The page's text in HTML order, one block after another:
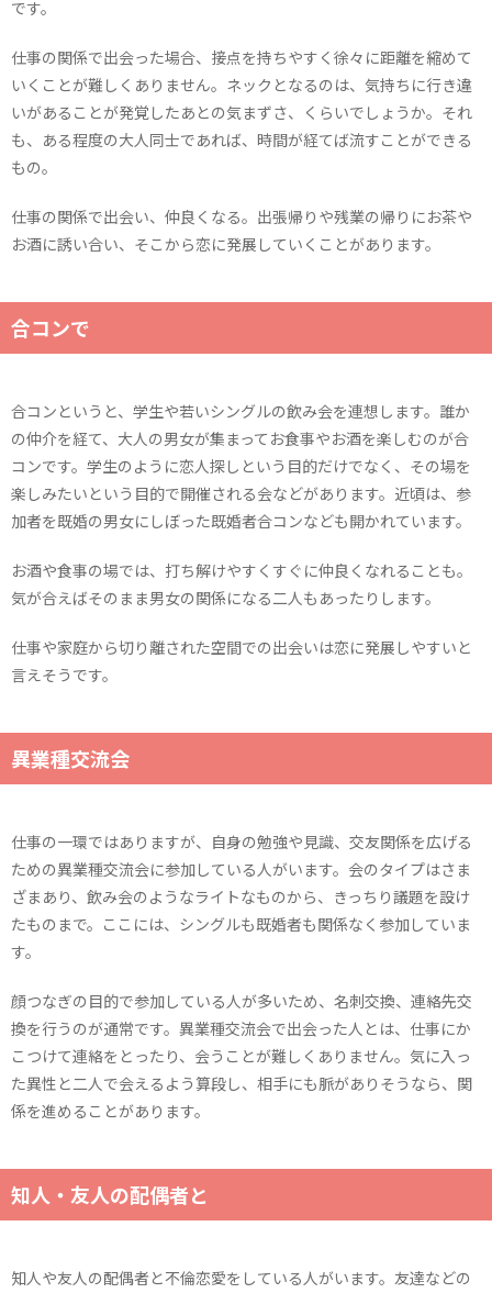
です。
仕事の関係で出会った場合、接点を持ちやすく徐々に距離を縮めて
いくことが難しくありません。ネックとなるのは、気持ちに行き違
いがあることが発覚したあとの気まずさ、くらいでしょうか。それ
も、ある程度の大人同士であれば、時間が経てば流すことができる
もの。
仕事の関係で出会い、仲良くなる。出張帰りや残業の帰りにお茶や
お酒に誘い合い、そこから恋に発展していくことがあります。
合コンで
合コンというと、学生や若いシングルの飲み会を連想します。誰か
の仲介を経て、大人の男女が集まってお食事やお酒を楽しむのが合
コンです。学生のように恋人探しという目的だけでなく、その場を
楽しみたいという目的で開催される会などがあります。近頃は、参
加者を既婚の男女にしぼった既婚者合コンなども開かれています。
お酒や食事の場では、打ち解けやすくすぐに仲良くなれることも。
気が合えばそのまま男女の関係になる二人もあったりします。
仕事や家庭から切り離された空間での出会いは恋に発展しやすいと
言えそうです。
異業種交流会
仕事の一環ではありますが、自身の勉強や見識、交友関係を広げる
ための異業種交流会に参加している人がいます。会のタイプはさま
ざまあり、飲み会のようなライトなものから、きっちり議題を設け
たものまで。ここには、シングルも既婚者も関係なく参加していま
す。
顔つなぎの目的で参加している人が多いため、名刺交換、連絡先交
換を行うのが通常です。異業種交流会で出会った人とは、仕事にか
こつけて連絡をとったり、会うことが難しくありません。気に入っ
た異性と二人で会えるよう算段し、相手にも脈がありそうなら、関
係を進めることがあります。
知人・友人の配偶者と
知人や友人の配偶者と不倫恋愛をしている人がいます。友達などの